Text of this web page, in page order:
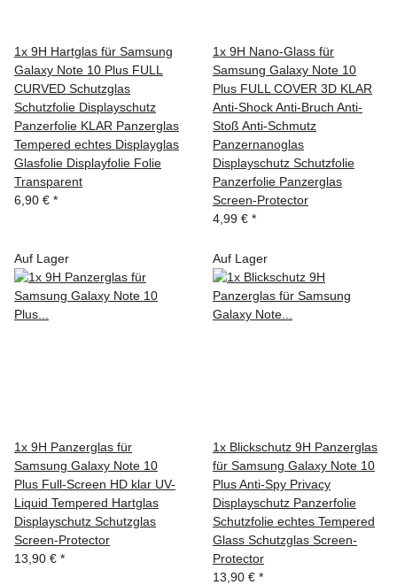
1x 9H Hartglas für Samsung
Galaxy Note 10 Plus FULL
CURVED Schutzglas
Schutzfolie Displayschutz
Panzerfolie KLAR Panzerglas
Tempered echtes Displayglas
Glasfolie Displayfolie Folie
Transparent
6,90 € *
1x 9H Nano-Glass für
Samsung Galaxy Note 10
Plus FULL COVER 3D KLAR
Anti-Shock Anti-Bruch Anti-
Stoß Anti-Schmutz
Panzernanoglas
Displayschutz Schutzfolie
Panzerfolie Panzerglas
Screen-Protector
4,99 € *
Auf Lager
1x 9H Panzerglas für
Samsung Galaxy Note 10
Plus Full-Screen HD klar UV-
Liquid Tempered Hartglas
Displayschutz Schutzglas
Screen-Protector
13,90 € *
Auf Lager
1x Blickschutz 9H Panzerglas
für Samsung Galaxy Note 10
Plus Anti-Spy Privacy
Displayschutz Panzerfolie
Schutzfolie echtes Tempered
Glass Schutzglas Screen-
Protector
13,90 € *